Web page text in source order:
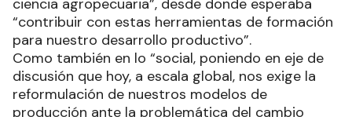
“contribuir con estas herramientas de formación
para nuestro desarrollo productivo”.
Como también en lo “social, poniendo en eje de
discusión que hoy, a escala global, nos exige la
reformulación de nuestros modelos de
producción ante la problemática del cambio